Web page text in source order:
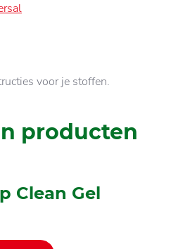
voor je stoffen.
producten
Clean Gel